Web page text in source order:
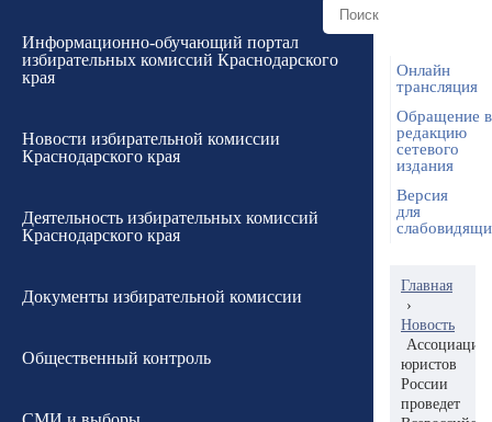
Информационно-обучающий портал
избирательных комиссий Краснодарского
края
Новости избирательной комиссии
Краснодарского края
Деятельность избирательных комиссий
Краснодарского края
Документы избирательной комиссии
Общественный контроль
Онлайн
трансляция
Обращение в
редакцию
сетевого
издания
Версия
для
Главная
›
Новость
Ассоциация
юристов
России
проведет